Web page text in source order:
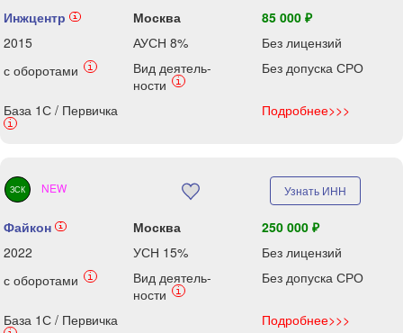
Инжцентр i Москва
85 000 ₽
2015
АУСН 8%
Без лицензий
с оборотами
i
Вид деятель-
ности
i
Без допуска СРО
База 1С / Первичка
i
Подробнее>>>
ЗСК NEW Узнать ИНН
Файкон i Москва
250 000 ₽
2022
УСН 15%
Без лицензий
с оборотами
i
Вид деятель-
ности
i
Без допуска СРО
База 1С / Первичка Подробнее>>>